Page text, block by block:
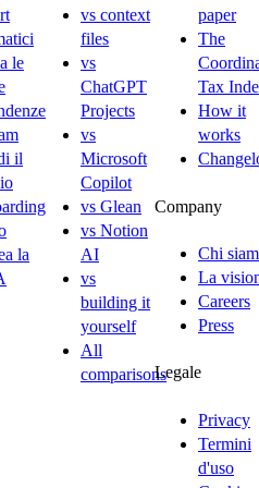
le
il
la
vs context
files
vs
ChatGPT
Projects
vs
Microsoft
Copilot
vs Glean
vs Notion
AI
vs
building it
yourself
All
comparisons
paper
The
Tax
How it
works
Company
Chi
La
Careers
Press
Legale
Privacy
Termini
d'uso